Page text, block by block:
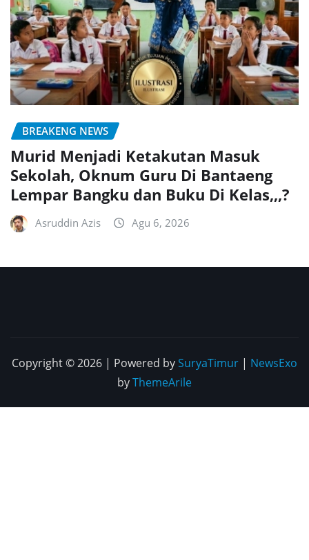
BREAKENG NEWS
Murid Menjadi Ketakutan Masuk
Sekolah, Oknum Guru Di Bantaeng
Lempar Bangku dan Buku Di Kelas,,,?
Asruddin Azis Agu 6, 2026
Copyright © 2026 | Powered bySuryaTimur | NewsExo
byThemeArile